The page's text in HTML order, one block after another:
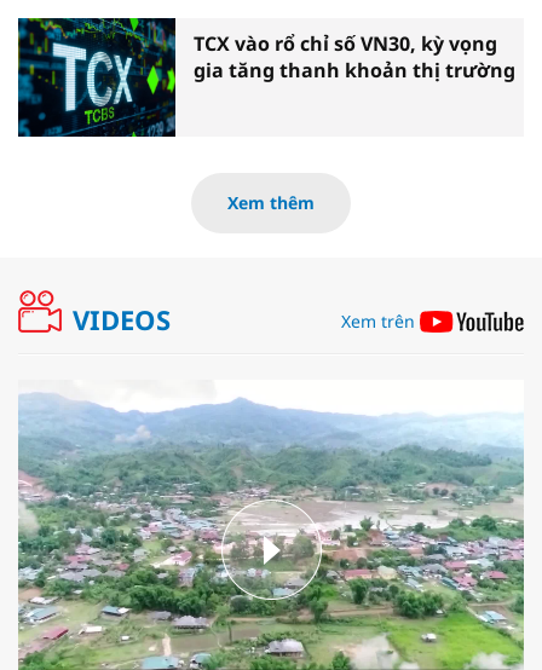
TCX vào rổ chỉ số VN30, kỳ vọng
gia tăng thanh khoản thị trường
Xem thêm
VIDEOS Xem trên